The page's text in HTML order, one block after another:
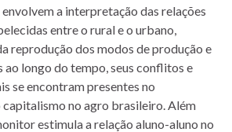
a interpretação das relações
entre o rural e o urbano,
reprodução dos modos de produção e
ao longo do tempo, seus conflitos e
se encontram presentes no
no agro brasileiro. Além
estimula a relação aluno-aluno no